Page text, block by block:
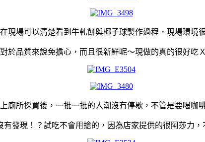
在現場可以清楚看到牛軋餅與椰子球製作過程， 現場環境
對於品質來說免擔心，而且很新鮮呢～現做的真的很好吃
廁所採買後，一批一批的人潮沒有停歇，不管是要喝咖
有發現！？試吃不會用搶的，因為店家提供的很阿莎力，